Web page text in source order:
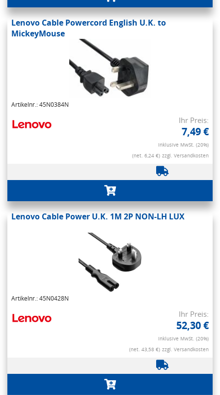
Lenovo Cable Powercord English U.K. to
MickeyMouse
Artikelnr.: 45N0384N
Ihr Preis:
7,49 €
Inklusive MwSt. (20%)
(net. 6,24 €) zzgl. Versandkosten
Lenovo Cable Power U.K. 1M 2P NON-LH LUX
Artikelnr.: 45N0428N
Ihr Preis:
52,30 €
Inklusive MwSt. (20%)
(net. 43,58 €) zzgl. Versandkosten